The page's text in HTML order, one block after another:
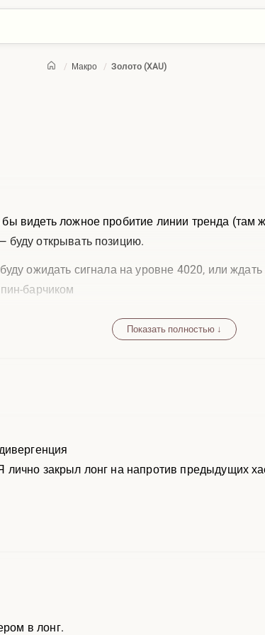
/ Макро / Золото (XAU)
видеть ложное пробитие линии тренда
буду открывать позицию.
ожидать сигнала на уровне 4020, или
барчиком
Показать полностью ↓
закрыл лонг на напротив предыдущих
в лонг.